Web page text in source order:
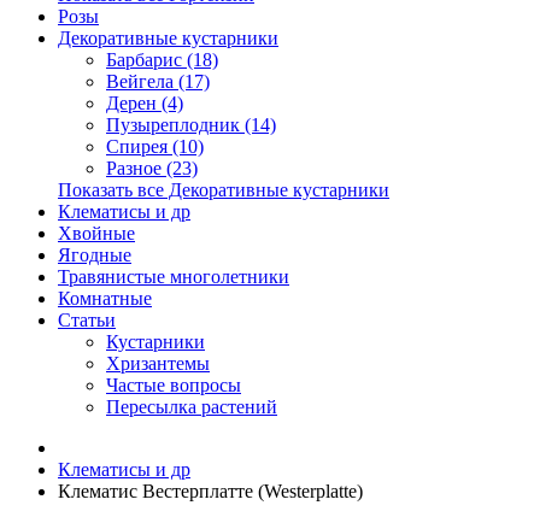
Розы
Декоративные кустарники
Барбарис (18)
Вейгела (17)
Дерен (4)
Пузыреплодник (14)
Спирея (10)
Разное (23)
Показать все Декоративные кустарники
Клематисы и др
Хвойные
Ягодные
Травянистые многолетники
Комнатные
Статьи
Кустарники
Хризантемы
Частые вопросы
Пересылка растений
Клематисы и др
Клематис Вестерплатте (Westerplatte)